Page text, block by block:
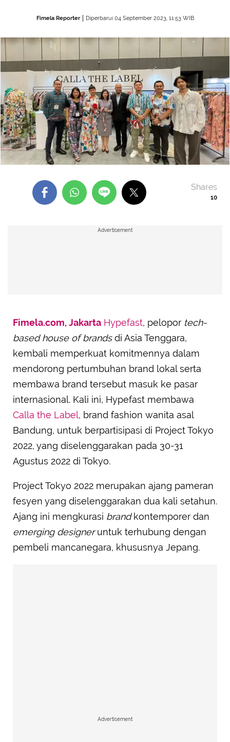
Fimela Reporter Diperbarui 04 September 2023, 11:53 WIB
10
Shares
Advertisement
Fimela.com, Jakarta Hypefast, pelopor tech-
based house of brandsdi Asia Tenggara,
kembali memperkuat komitmennya dalam
mendorong pertumbuhan brand lokal serta
membawa brand tersebut masuk ke pasar
internasional. Kali ini, Hypefast membawa
Calla the Label, brand fashion wanita asal
Bandung, untuk berpartisipasi di Project Tokyo
2022, yang diselenggarakan pada 30-31
Agustus 2022 di Tokyo.
Project Tokyo 2022 merupakan ajang pameran
fesyen yang diselenggarakan dua kali setahun.
Ajang ini mengkurasi brandkontemporer dan
emerging designeruntuk terhubung dengan
pembeli mancanegara, khususnya Jepang.
Advertisement